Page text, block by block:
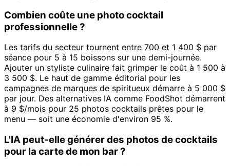
Combien coûte une photo cocktail
professionnelle ?
Les tarifs du secteur tournent entre 700 et 1 400 $ par
séance pour 5 à 15 boissons sur une demi-journée.
Ajouter un styliste culinaire fait grimper le coût à 1 500 à
3 500 $. Le haut de gamme éditorial pour les
campagnes de marques de spiritueux démarre à 5 000 $
par jour. Des alternatives IA comme FoodShot démarrent
à 9 $/mois pour 25 photos cocktails prêtes pour le
menu — soit une économie d'environ 95 %.
L'IA peut-elle générer des photos de cocktails
pour la carte de mon bar ?